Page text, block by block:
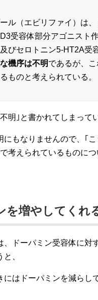
ル（エビリファイ）は
受容体部分アゴニスト
びセロトニン5-HT2A受
機序は不明であるが、
ものと考えられている。
明｣と書かれてしまって
にもなりませんので、｢
考えられているものにつ
を増やしてくれ
、ドーパミン受容体に対
、
にはドーパミンを減ら